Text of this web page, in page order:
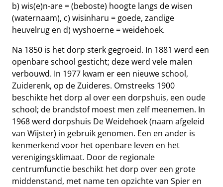
b) wis(e)n-are = (beboste) hoogte langs de wisen
(waternaam), c) wisinharu = goede, zandige
heuvelrug en d) wyshoerne = weidehoek.
Na 1850 is het dorp sterk gegroeid. In 1881 werd een
openbare school gesticht; deze werd vele malen
verbouwd. In 1977 kwam er een nieuwe school,
Zuiderenk, op de Zuideres. Omstreeks 1900
beschikte het dorp al over een dorpshuis, een oude
school; de brandstof moest men zelf meenemen. In
1968 werd dorpshuis De Weidehoek (naam afgeleid
van Wijster) in gebruik genomen. Een en ander is
kenmerkend voor het openbare leven en het
verenigingsklimaat. Door de regionale
centrumfunctie beschikt het dorp over een grote
middenstand, met name ten opzichte van Spier en